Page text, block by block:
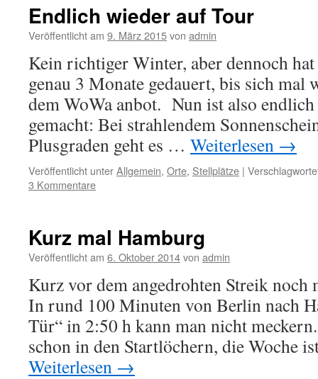
Endlich wieder auf Tour
Veröffentlicht am 9. März 2015von admin
Kein richtiger Winter, aber dennoch
genau 3 Monate gedauert, bis sich mal
dem WoWa anbot. Nun ist also
gemacht: Bei strahlendem
Plusgraden geht es … Weiterlesen →
Veröffentlicht unterAllgemein, Orte, Stellplätze |
3 Kommentare
Kurz mal Hamburg
Veröffentlicht am 6. Oktober 2014von admin
Kurz vor dem angedrohten Streik noch
In rund 100 Minuten von Berlin nach
Tür“ in 2:50 h kann man nicht
schon in den Startlöchern, die Woche
Weiterlesen →